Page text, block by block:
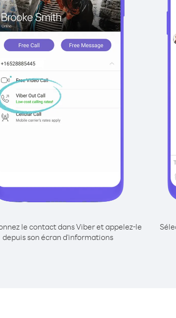
le contact dans Viber et appelez-le
depuis son écran d'informations